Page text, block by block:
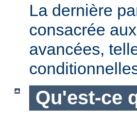
La dernière
consacrée
avancées,
Qu'est-ce